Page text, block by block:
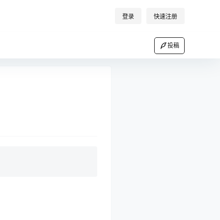
登录 快速注册
投稿